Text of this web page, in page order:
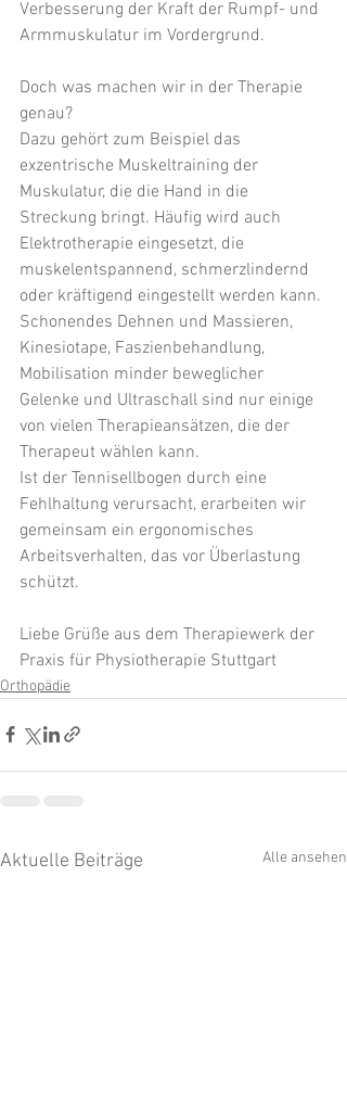
Verbesserung der Kraft der Rumpf- und
Armmuskulatur im Vordergrund.
Doch was machen wir in der Therapie
genau?
Dazu gehört zum Beispiel das
exzentrische Muskeltraining der
Muskulatur, die die Hand in die
Streckung bringt. Häufig wird auch
Elektrotherapie eingesetzt, die
muskelentspannend, schmerzlindernd
oder kräftigend eingestellt werden kann.
Schonendes Dehnen und Massieren,
Kinesiotape, Faszienbehandlung,
Mobilisation minder beweglicher
Gelenke und Ultraschall sind nur einige
von vielen Therapieansätzen, die der
Therapeut wählen kann.
Ist der Tennisellbogen durch eine
Fehlhaltung verursacht, erarbeiten wir
gemeinsam ein ergonomisches
Arbeitsverhalten, das vor Überlastung
schützt.
Liebe Grüße aus dem Therapiewerk der
Praxis für Physiotherapie Stuttgart
Orthopädie
Aktuelle Beiträge Alle ansehen